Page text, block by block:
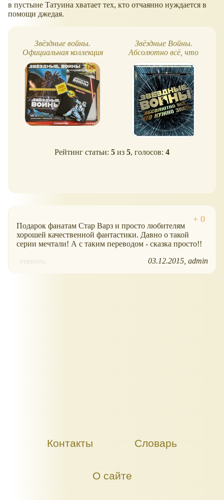
в пустыне Татуина хватает тех, кто отчаянно нуждается в
помощи джедая.
Звёздные войны.
Официальная коллекция
комиксов №1
Звёздные Войны.
Абсолютно всё, что
нужно знать
Рейтинг статьи: 5 из 5, голосов: 4
Подарок фанатам Стар Варз и просто любителям
хорошей качественной фантастики. Давно о такой
серии мечтали! А с таким переводом - сказка просто!!
ответить 03.12.2015 admin
Контакты Словарь
О сайте